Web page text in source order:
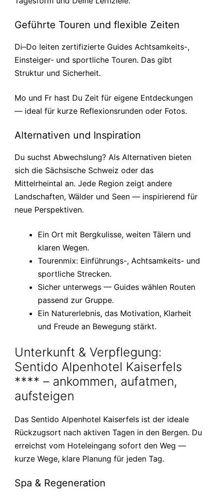
Geführte Touren und flexible Zeiten
Di–Do leiten zertifizierte Guides Achtsamkeits-,
Einsteiger- und sportliche Touren. Das gibt
Struktur und Sicherheit.
Mo und Fr hast Du Zeit für eigene Entdeckungen
— ideal für kurze Reflexionsrunden oder Fotos.
Alternativen und Inspiration
Du suchst Abwechslung? Als Alternativen bieten
sich die Sächsische Schweiz oder das
Mittelrheintal an. Jede Region zeigt andere
Landschaften, Wälder und Seen — inspirierend für
neue Perspektiven.
Ein Ort mit Bergkulisse, weiten Tälern und
klaren Wegen.
Tourenmix: Einführungs-, Achtsamkeits- und
sportliche Strecken.
Sicher unterwegs — Guides wählen Routen
passend zur Gruppe.
Ein Naturerlebnis, das Motivation, Klarheit
und Freude an Bewegung stärkt.
Unterkunft & Verpflegung:
Sentido Alpenhotel Kaiserfels
**** – ankommen, aufatmen,
aufsteigen
Das Sentido Alpenhotel Kaiserfels ist der ideale
Rückzugsort nach aktiven Tagen in den Bergen. Du
erreichst vom Hoteleingang sofort den Weg —
kurze Wege, klare Planung für jeden Tag.
Spa & Regeneration